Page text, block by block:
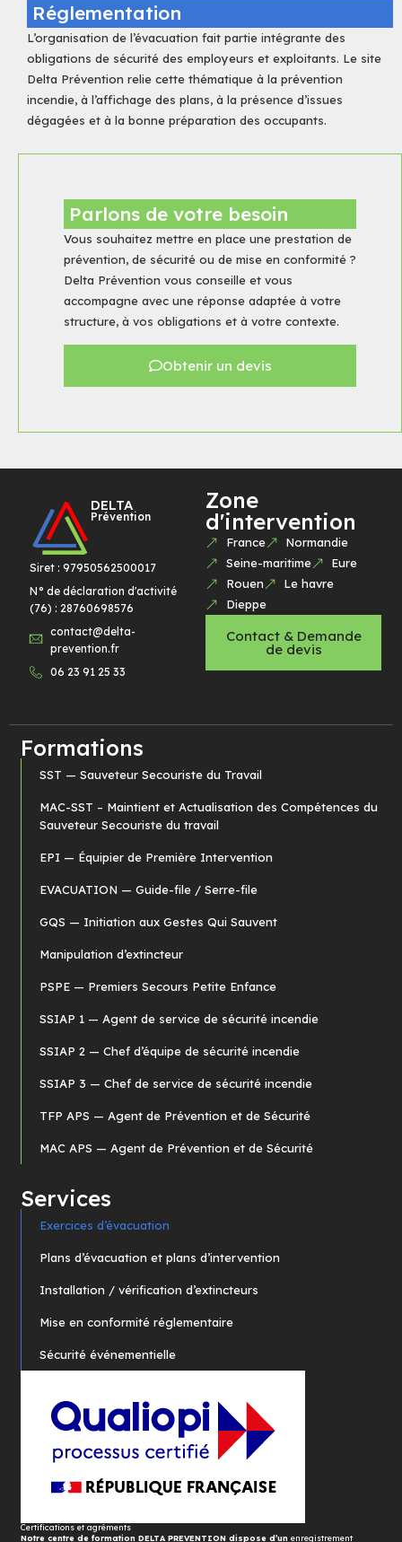
Réglementation
L’organisation de l’évacuation fait partie intégrante des
obligations de sécurité des employeurs et exploitants. Le site
Delta Prévention relie cette thématique à la prévention
incendie, à l’affichage des plans, à la présence d’issues
dégagées et à la bonne préparation des occupants.
Parlons de votre besoin
Vous souhaitez mettre en place une prestation de
prévention, de sécurité ou de mise en conformité ?
Delta Prévention vous conseille et vous
accompagne avec une réponse adaptée à votre
structure, à vos obligations et à votre contexte.
Obtenir un devis
DELTA
Prévention
Siret : 97950562500017
N° de déclaration d'activité
(76) : 28760698576
contact@delta-
prevention.fr
06 23 91 25 33
Zone
d'intervention
France
Normandie
Seine-maritime
Eure
Rouen
Le havre
Dieppe
Contact & Demande
de devis
Formations
SST — Sauveteur Secouriste du Travail
MAC-SST – Maintient et Actualisation des Compétences du
Sauveteur Secouriste du travail
EPI — Équipier de Première Intervention
EVACUATION — Guide-file / Serre-file
GQS — Initiation aux Gestes Qui Sauvent
Manipulation d’extincteur
PSPE — Premiers Secours Petite Enfance
SSIAP 1 — Agent de service de sécurité incendie
SSIAP 2 — Chef d’équipe de sécurité incendie
SSIAP 3 — Chef de service de sécurité incendie
TFP APS — Agent de Prévention et de Sécurité
MAC APS — Agent de Prévention et de Sécurité
Services
Exercices d’évacuation
Plans d’évacuation et plans d’intervention
Installation / vérification d’extincteurs
Mise en conformité réglementaire
Sécurité événementielle
Certifications et agréments
Notre centre de formation DELTA PREVENTION dispose d’un enregistrement